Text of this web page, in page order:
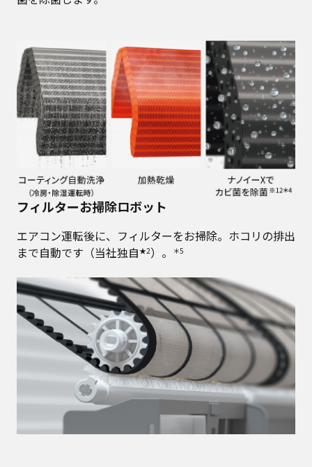
フィルターお掃除ロボット
エアコン運転後に、フィルターをお掃除。ホコリの排出
まで自動です（当社独自★2）。 ＊5